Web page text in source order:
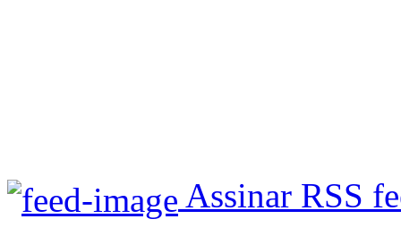
Assinar RSS